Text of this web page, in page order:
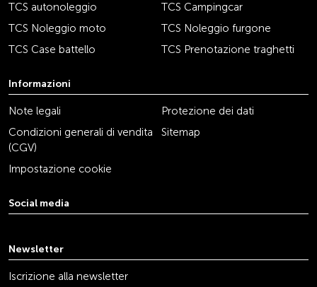
TCS autonoleggio
TCS Campingcar
TCS Noleggio moto
TCS Noleggio furgone
TCS Case battello
TCS Prenotazione traghetti
Informazioni
Note legali
Protezione dei dati
Condizioni generali di vendita
(CGV)
Sitemap
Impostazione cookie
Social media
Newsletter
Iscrizione alla newsletter